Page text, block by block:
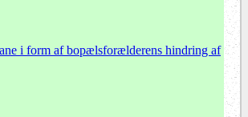
i form af bopælsforælderens hindring af